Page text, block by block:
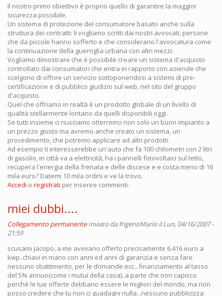
Il nostro primo obiettivo è proprio quello di garantire la maggior
sicurezza possibile.
Un sistema di protezione del consumatore basato anche sulla
struttura dei contratti: li vogliamo scritti dai nostri avvocati, persone
che da piccole hanno sofferto e che considerano l'avvocatura come
la continuazione della guerriglia urbana con altri mezzi.
Vogliamo dimostrare che è possibile creare un sistema d'acquisto
controllato dai consumatori che entra in rapporto con aziende che
scelgono di offrire un servizio sottoponendosi a sistemi di pre-
certificazione e di pubblico giudizio sul web, nel sito del gruppo
d'acquisto.
Quel che offriamo in realtà è un prodotto globale di un livello di
qualità stellarmente lontano da quelli disponibili oggi.
Se tutti insieme ci riusciamo otterremo non solo un buon impianto a
un prezzo giusto ma avremo anche creato un sistema, un
procedimento, che potremo applicare ad altri prodotti.
Ad esempio ti interesserebbe un'auto che fa 100 chilometri con 2 litri
di gasolio, in città va a elettricità, ha i pannelli fotovoltaici sul tetto,
recupera l'energia della frenata e delle discese e e costa meno di 16
mila euro? Datemi 10 mila ordini e ve la trovo.
Accedi o registrati per inserire commenti.
miei dubbi....
Collegamento permanente Inviato dafrigerioMario il Lun, 04/16/2007 -
21:59
scusami jacopo, a me avevano offerto precisamente 6.416 euro a
kwp..chiavi in mano con anni ed anni di garanzia e senza fare
nessuno sbattimento, per le domande ecc...finanziamento al tasso
del 5% annuo(come i mutui della casa)..a parte che non capisco
perchè le tue offerte debbano essere le migliori del mondo, ma non
posso credere che tu non ci guadagni nulla...nessuno pubblicizza